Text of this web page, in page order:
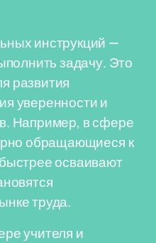
инструкций —
задачу. Это
развития
уверенности и
Например, в сфере
обращающиеся к
осваивают
труда.
учителя и